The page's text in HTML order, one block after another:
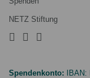
NETZ Stiftung
Spendenkonto: IBAN: